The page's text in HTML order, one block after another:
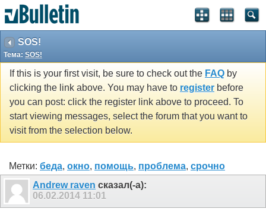
SOS!
Тема: SOS!
If this is your first visit, be sure to check out the FAQ by
clicking the link above. You may have to register before
you can post: click the register link above to proceed. To
start viewing messages, select the forum that you want to
visit from the selection below.
Метки: беда, окно, помощь, проблема, срочно
Andrew raven сказал(-а):
06.02.2014 11:01